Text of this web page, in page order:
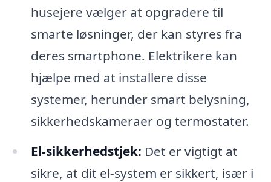
husejere vælger at opgradere til
smarte løsninger, der kan styres fra
deres smartphone. Elektrikere kan
hjælpe med at installere disse
systemer, herunder smart belysning,
sikkerhedskameraer og termostater.
El-sikkerhedstjek: Det er vigtigt at
sikre, at dit el-system er sikkert, især i